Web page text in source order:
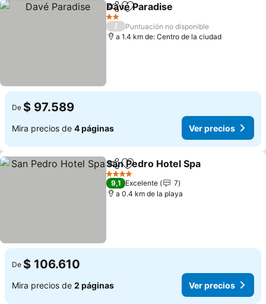
CompartirAgregar a favoritos
Davé Paradise
2 Estrellas
/
Puntuación no disponible
a 1.4 km de: Centro de la ciudad
De $ 97.589
Mira precios de 4 páginas Ver precios
CompartirAgregar a favoritos
San Pedro Hotel Spa
4 Estrellas
9,1 Excelente
7
a 0.4 km de la playa
De $ 106.610
Mira precios de 2 páginas Ver precios